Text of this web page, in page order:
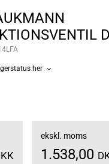
her
ekskl. moms
1.538,00